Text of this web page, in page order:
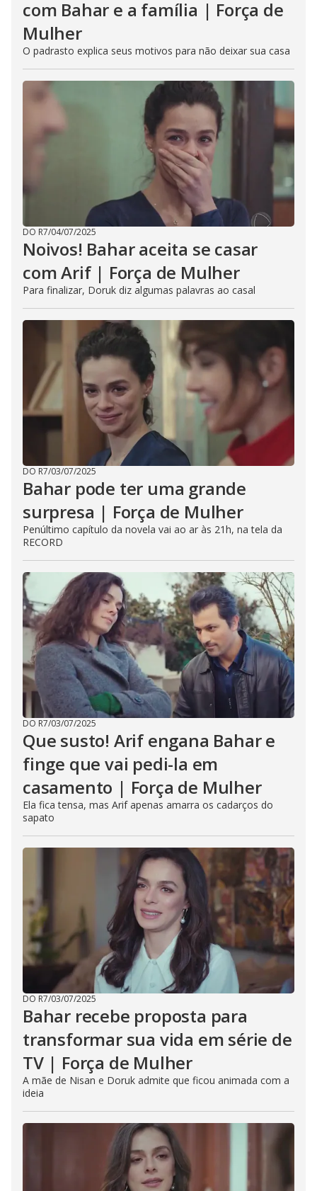
com Bahar e a família | Força de
Mulher
O padrasto explica seus motivos para não deixar sua casa
DO R7/04/07/2025
Noivos! Bahar aceita se casar
com Arif | Força de Mulher
Para finalizar, Doruk diz algumas palavras ao casal
DO R7/03/07/2025
Bahar pode ter uma grande
surpresa | Força de Mulher
Penúltimo capítulo da novela vai ao ar às 21h, na tela da
RECORD
DO R7/03/07/2025
Que susto! Arif engana Bahar e
finge que vai pedi-la em
casamento | Força de Mulher
Ela fica tensa, mas Arif apenas amarra os cadarços do
sapato
DO R7/03/07/2025
Bahar recebe proposta para
transformar sua vida em série de
TV | Força de Mulher
A mãe de Nisan e Doruk admite que ficou animada com a
ideia